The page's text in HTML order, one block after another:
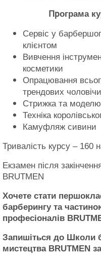
Програма
Сервіс у
клієнтом
Вивчення
косметики
Опрацювання
трендових
Стрижка та
Техніка
Камуфляж сивини
Тривалість курсу – 160
Екзамен після
BRUTMEN
Хочете стати
барберингу та
професіоналів
Запишіться до Школи
мистецтва BRUTMEN